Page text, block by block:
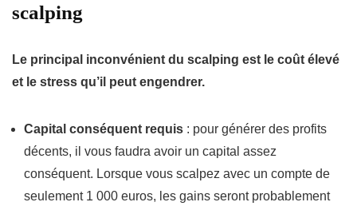
scalping
Le principal inconvénient du scalping est le coût élevé
et le stress qu’il peut engendrer.
Capital conséquent requis : pour générer des profits
décents, il vous faudra avoir un capital assez
conséquent. Lorsque vous scalpez avec un compte de
seulement 1 000 euros, les gains seront probablement